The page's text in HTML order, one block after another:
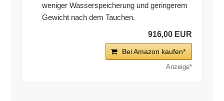
weniger Wasserspeicherung und geringerem
Gewicht nach dem Tauchen.
916,00 EUR
Bei Amazon kaufen*